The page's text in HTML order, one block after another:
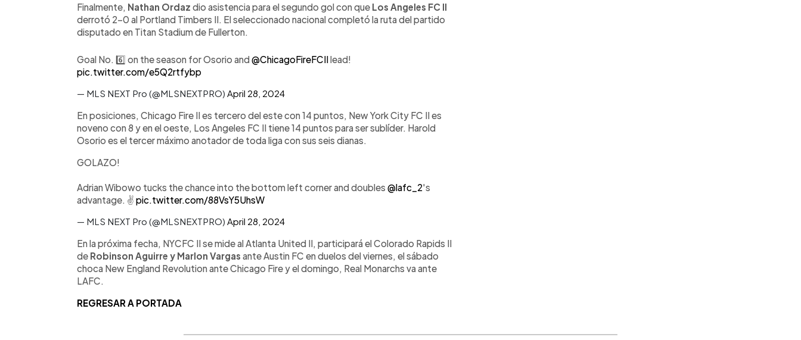
Finalmente, Nathan Ordaz dio asistencia para el segundo gol con que Los Angeles FC II
derrotó 2-0 al Portland Timbers II. El seleccionado nacional completó la ruta del partido
disputado en Titan Stadium de Fullerton.
Goal No. 6️⃣ on the season for Osorio and@ChicagoFireFCIIlead!
pic.twitter.com/e5Q2rtfybp
— MLS NEXT Pro (@MLSNEXTPRO) April 28, 2024
En posiciones, Chicago Fire II es tercero del este con 14 puntos, New York City FC II es
noveno con 8 y en el oeste, Los Angeles FC II tiene 14 puntos para ser sublíder. Harold
Osorio es el tercer máximo anotador de toda liga con sus seis dianas.
GOLAZO!
Adrian Wibowo tucks the chance into the bottom left corner and doubles @lafc_2's
advantage. ✌️ pic.twitter.com/88VsY5UhsW
— MLS NEXT Pro (@MLSNEXTPRO) April 28, 2024
En la próxima fecha, NYCFC II se mide al Atlanta United II, participará el Colorado Rapids II
de Robinson Aguirre y Marlon Vargas ante Austin FC en duelos del viernes, el sábado
choca New England Revolution ante Chicago Fire y el domingo, Real Monarchs va ante
LAFC.
REGRESAR A PORTADA